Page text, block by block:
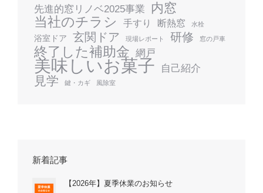
先進的窓リノベ2025事業 内窓
当社のチラシ 手すり 断熱窓 水栓
浴室ドア 玄関ドア 現場レポート 研修 窓の戸車
終了した補助金 網戸
美味しいお菓子 自己紹介
見学 鍵・カギ 風除室
新着記事
【2026年】夏季休業のお知らせ